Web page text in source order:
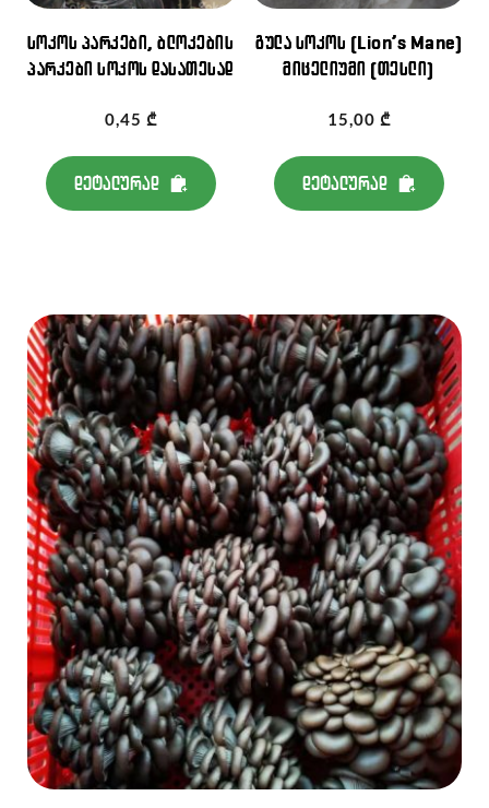
სოკოს პარკები, ბლოკების
პარკები სოკოს დასათესად
0,45 ₾
დეტალურად
გულა სოკოს (Lion’s Mane)
მიცელიუმი (თესლი)
15,00 ₾
დეტალურად